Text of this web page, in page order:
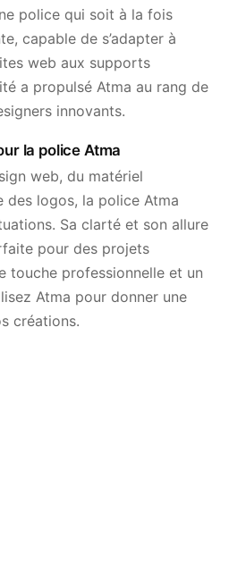
police qui soit à la fois
capable de s’adapter à
web aux supports
a propulsé Atma au rang de
innovants.
la police Atma
web, du matériel
des logos, la police Atma
Sa clarté et son allure
pour des projets
touche professionnelle et un
Atma pour donner une
créations.